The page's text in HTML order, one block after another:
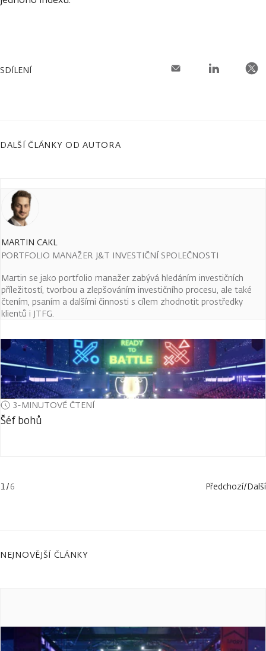
SDÍLENÍ
DALŠÍ ČLÁNKY OD AUTORA
MARTIN CAKL
PORTFOLIO MANAŽER J&T INVESTIČNÍ SPOLEČNOSTI
Martin se jako portfolio manažer zabývá hledáním investičních
příležitostí, tvorbou a zlepšováním investičního procesu, ale také
čtením, psaním a dalšími činnosti s cílem zhodnotit prostředky
klientů i JTFG.
3-MINUTOVÉ ČTENÍ
Šéf bohů
1/6 Předchozí/Další
NEJNOVĚJŠÍ ČLÁNKY